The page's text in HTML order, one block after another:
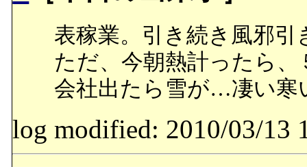
表稼業。引き続き風邪引
ただ、今朝熱計ったら、
会社出たら雪が…凄い寒
log modified: 2010/03/13